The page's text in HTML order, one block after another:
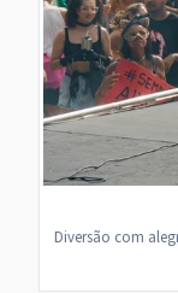
Diversão com